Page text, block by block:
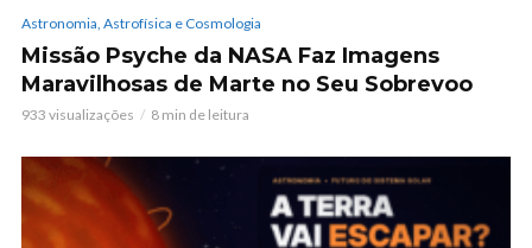
Astronomia, Astrofísica e Cosmologia
Missão Psyche da NASA Faz Imagens
Maravilhosas de Marte no Seu Sobrevoo
933 visualizações 8 min de leitura